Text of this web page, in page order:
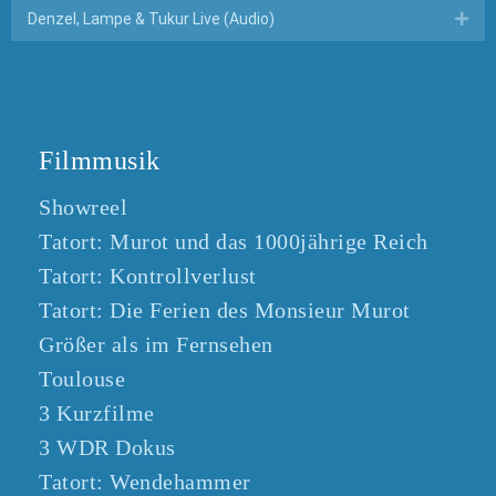
Denzel, Lampe & Tukur Live (Audio)
Filmmusik
Showreel
Tatort: Murot und das 1000jährige Reich
Tatort: Kontrollverlust
Tatort: Die Ferien des Monsieur Murot
Größer als im Fernsehen
Toulouse
3 Kurzfilme
3 WDR Dokus
Tatort: Wendehammer